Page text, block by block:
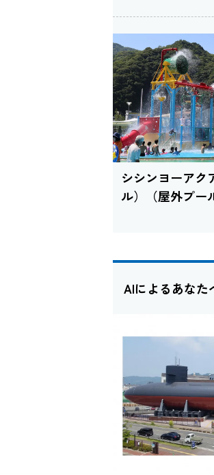
シシンヨーアク
ル）（屋外プー
AIによるあなた